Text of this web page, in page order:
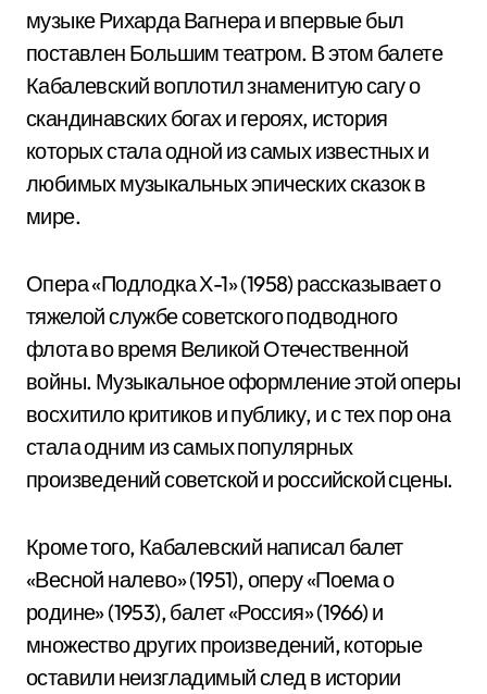
музыке Рихарда Вагнера и впервые был
поставлен Большим театром. В этом балете
Кабалевский воплотил знаменитую сагу о
скандинавских богах и героях, история
которых стала одной из самых известных и
любимых музыкальных эпических сказок в
мире.
Опера «Подлодка Х-1» (1958) рассказывает о
тяжелой службе советского подводного
флота во время Великой Отечественной
войны. Музыкальное оформление этой оперы
восхитило критиков и публику, и с тех пор она
стала одним из самых популярных
произведений советской и российской сцены.
Кроме того, Кабалевский написал балет
«Весной налево» (1951), оперу «Поема о
родине» (1953), балет «Россия» (1966) и
множество других произведений, которые
оставили неизгладимый след в истории